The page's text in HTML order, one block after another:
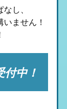
し、
ません！
中！